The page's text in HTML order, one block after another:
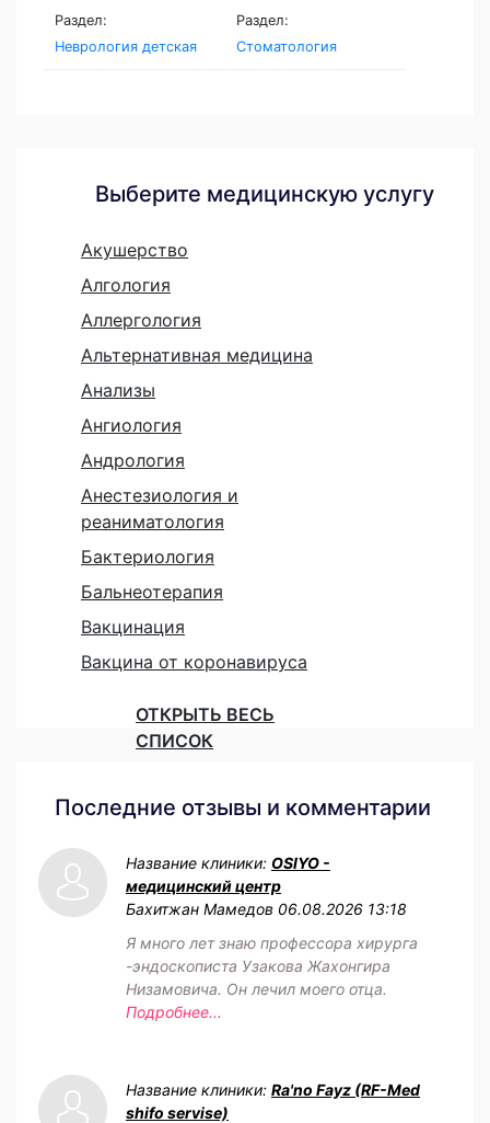
Раздел:
Неврология детская
Раздел:
Стоматология
Выберите медицинскую услугу
Акушерство
Алгология
Аллергология
Альтернативная медицина
Анализы
Ангиология
Андрология
Анестезиология и
реаниматология
Бактериология
Бальнеотерапия
Вакцинация
Вакцина от коронавируса
ОТКРЫТЬ ВЕСЬ
СПИСОК
Последние отзывы и комментарии
Название клиники: OSIYO -
медицинский центр
Бахитжан Мамедов 06.08.2026 13:18
Я много лет знаю профессора хирурга
-эндоскописта Узакова Жахонгира
Низамовича. Он лечил моего отца.
Подробнее...
Название клиники: Ra'no Fayz (RF-Med
shifo servise)